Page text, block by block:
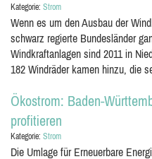
Kategorie: Strom
Wenn es um den Ausbau der
schwarz regierte Bundesländer
Windkraftanlagen sind 2011 in
182 Windräder kamen hinzu, die
Ökostrom: Baden-
profitieren
Kategorie: Strom
Die Umlage für Erneuerbare